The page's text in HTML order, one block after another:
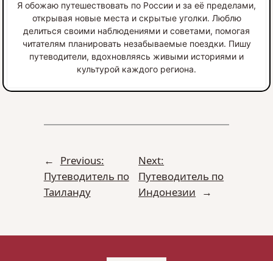
Я обожаю путешествовать по России и за её пределами,
открывая новые места и скрытые уголки. Люблю
делиться своими наблюдениями и советами, помогая
читателям планировать незабываемые поездки. Пишу
путеводители, вдохновляясь живыми историями и
культурой каждого региона.
←
Previous:
Путеводитель по
Таиланду
Next:
Путеводитель по
Индонезии
→